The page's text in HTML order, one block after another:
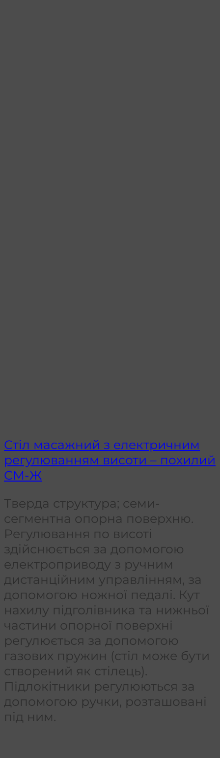
Стіл масажний з електричним
регулюванням висоти – похилий
СМ-Ж
Тверда структура; семи-
сегментна опорна поверхню.
Регулювання по висоті
здійснюється за допомогою
електроприводу з ручним
дистанційним управлінням, за
допомогою ножної педалі. Кут
нахилу підголівника та нижньої
частини опорної поверхні
регулюється за допомогою
газових пружин (стіл може бути
створений як стілець).
Підлокітники регулюються за
допомогою ручки, розташовані
під ним.